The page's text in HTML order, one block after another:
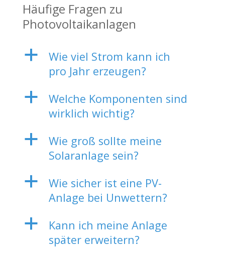
Häufige Fragen zu
Photovoltaikanlagen
a
Wie viel Strom kann ich
pro Jahr erzeugen?
a
Welche Komponenten sind
wirklich wichtig?
a
Wie groß sollte meine
Solaranlage sein?
a
Wie sicher ist eine PV-
Anlage bei Unwettern?
a
Kann ich meine Anlage
später erweitern?